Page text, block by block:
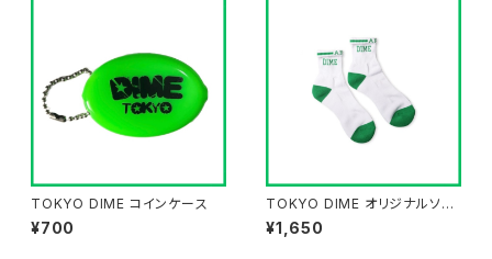
TOKYO DIME コインケース
¥700
TOKYO DIME オリジナルソッ
クス WHITE
¥1,650